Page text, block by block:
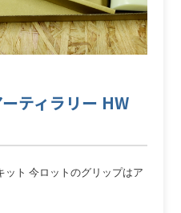
ーティラリー HW
ット 今ロットのグリップはア